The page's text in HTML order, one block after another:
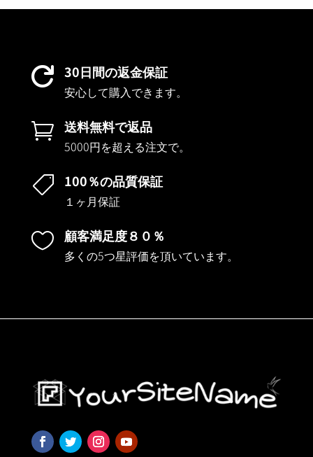
 30日間の返金保証
安心して購入できます。
 送料無料で返品
5000円を超える注文で。
 100％の品質保証
１ヶ月保証
 顧客満足度８０％
多くの5つ星評価を頂いています。